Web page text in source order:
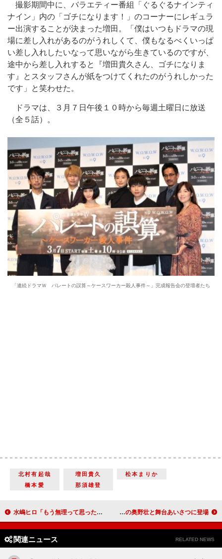
撮影期間中に、バラエティー番組「ぐるぐるナインティ
ナイン」内の「ゴチになります！」のコーナーにレギュラ
ー出演することが決まった増田。「僕はいつもドラマの現
場に差し入れがあるのがうれしくて、僕もなるべくいっぱ
い差し入れしたいなって思いながら生きているのですが、
途中から差し入れすると『増田貴久さん、ゴチになりま
す』とスタッフさんが紙をつけてくれたのがうれしかった
です」と笑わせた。
ドラマは、３月７日午後１０時から毎週土曜日に放送
（全５話）。
「連続ドラマＷ パレートの誤算～ケースワーカー殺人事件～」完成報告会の登壇者たち
北村有起哉 増田貴久
松本まりか
橋本愛
那須雄登
水嶋ヒロ「もう無理って思ったけど」 ４歳長女が、３人目をおねだり ゲイツ役・押田岳「受け継ぐ重みを感じた」 ジオウ役の奥野壮と舞台あいさつに登場
関連ニュース RELATED NEWS